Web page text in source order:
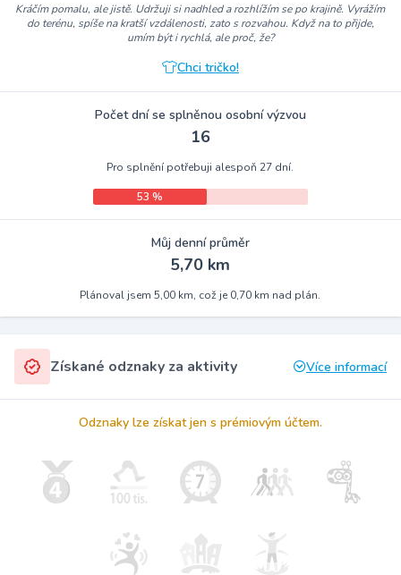
Kráčím pomalu, ale jistě. Udržuji si nadhled a rozhlížím se po krajině. Vyrážím
do terénu, spíše na kratší vzdálenosti, zato s rozvahou. Když na to přijde,
umím být i rychlá, ale proč, že?
Chci tričko!
Počet dní se splněnou osobní výzvou
16
Pro splnění potřebuji alespoň 27 dní.
53 %
Můj denní průměr
5,70 km
Plánoval jsem 5,00 km, což je 0,70 km nad plán.
Získané odznaky za aktivity Více informací
Odznaky lze získat jen s prémiovým účtem.